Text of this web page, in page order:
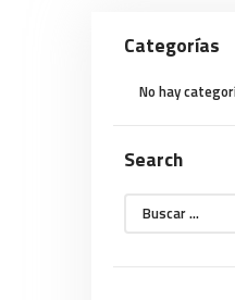
Categorías
No hay
Search
Buscar: